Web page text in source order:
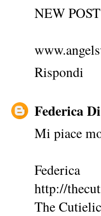
NEW POST
Rispondi
Federica
Mi piace
Federica
http://
The